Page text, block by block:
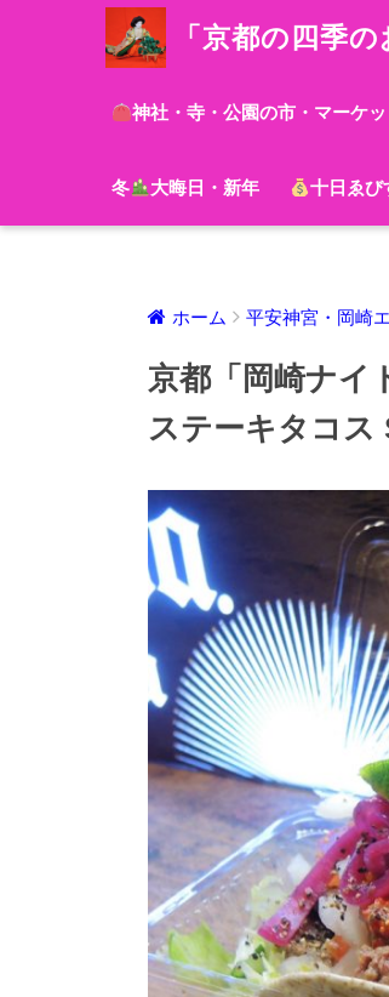
「京都の四季
神社・寺・公園の市・マーケッ
冬 大晦日・新年 十日ゑび
ホーム 平安神宮・岡崎
京都「岡崎ナイ
ステーキタコス